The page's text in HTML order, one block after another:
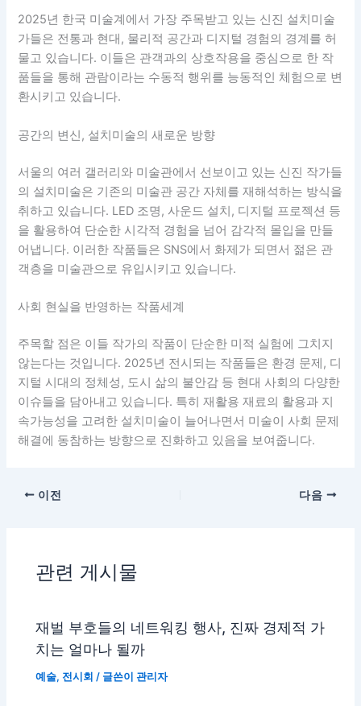
2025년 한국 미술계에서 가장 주목받고 있는 신진 설치미술
가들은 전통과 현대, 물리적 공간과 디지털 경험의 경계를 허
물고 있습니다. 이들은 관객과의 상호작용을 중심으로 한 작
품들을 통해 관람이라는 수동적 행위를 능동적인 체험으로 변
환시키고 있습니다.
공간의 변신, 설치미술의 새로운 방향
서울의 여러 갤러리와 미술관에서 선보이고 있는 신진 작가들
의 설치미술은 기존의 미술관 공간 자체를 재해석하는 방식을
취하고 있습니다. LED 조명, 사운드 설치, 디지털 프로젝션 등
을 활용하여 단순한 시각적 경험을 넘어 감각적 몰입을 만들
어냅니다. 이러한 작품들은 SNS에서 화제가 되면서 젊은 관
객층을 미술관으로 유입시키고 있습니다.
사회 현실을 반영하는 작품세계
주목할 점은 이들 작가의 작품이 단순한 미적 실험에 그치지
않는다는 것입니다. 2025년 전시되는 작품들은 환경 문제, 디
지털 시대의 정체성, 도시 삶의 불안감 등 현대 사회의 다양한
이슈들을 담아내고 있습니다. 특히 재활용 재료의 활용과 지
속가능성을 고려한 설치미술이 늘어나면서 미술이 사회 문제
해결에 동참하는 방향으로 진화하고 있음을 보여줍니다.
이전 다음
관련 게시물
재벌 부호들의 네트워킹 행사, 진짜 경제적 가
치는 얼마나 될까
예술, 전시회 / 글쓴이관리자